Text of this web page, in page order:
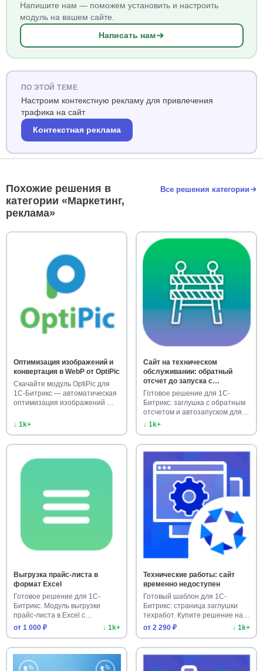
Напишите нам — поможем установить и настроить
модуль на вашем сайте.
Написать нам
ПО ЭТОЙ ТЕМЕ
Настроим контекстную рекламу для привлечения
трафика на сайт
Контекстная реклама
Похожие решения в
категории «Маркетинг,
реклама»
Все решения категории
Оптимизация изображений и
конвертация в WebP от OptiPic
Скачайте модуль OptiPic для
1С-Битрикс — автоматическая
оптимизация изображений …
↓ 1k+
Сайт на техническом
обслуживании: обратный
отсчет до запуска с
автозапуском
Готовое решение для 1С-
Битрикс: заглушка с обратным
отсчетом и автозапуском для
…
↓ 1k+
Выгрузка прайс-листа в
формат Excel
Готовое решение для 1С-
Битрикс. Модуль выгрузки
прайс-листа в Excel с
настройкам…
от 1 000 ₽ ↓ 1k+
Технические работы: сайт
временно недоступен
Готовый шаблон для 1С-
Битрикс: страница заглушки
техработ. Купите решение на
мар…
от 2 290 ₽ ↓ 1k+